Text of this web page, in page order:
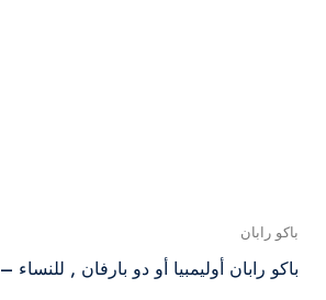
باكو رابان
باكو رابان أوليمبيا أو دو بارفان , للنساء – 80 مل